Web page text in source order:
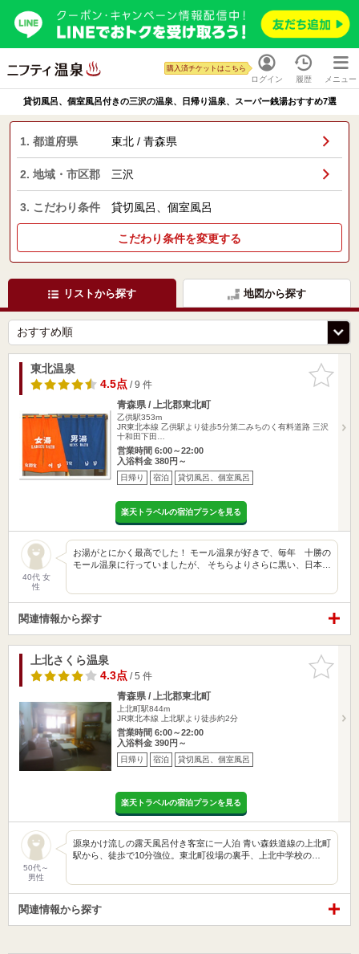
ログイン
購入済チケットはこちら
履歴 メニュー
貸切風呂、個室風呂付きの三沢の温泉、日帰り温泉、スーパー銭湯おすすめ7選
1. 都道府県 東北 / 青森県
2. 地域・市区郡 三沢
3. こだわり条件 貸切風呂、個室風呂
こだわり条件を変更する
リストから探す 地図から探す
お気に入
りに追加
東北温泉
4.5点/ 9 件
青森県 / 上北郡東北町
乙供駅353m
JR東北本線 乙供駅より徒歩5分第二みちのく有料道路 三沢
十和田下田…
営業時間 6:00～22:00
入浴料金 380円～
日帰り 宿泊 貸切風呂、個室風呂
楽天トラベルの宿泊プランを見る
40代 女
性
お湯がとにかく最高でした！ モール温泉が好きで、毎年 十勝の
モール温泉に行っていましたが、 そちらよりさらに黒い、日本…
関連情報から探す
お気に入
りに追加
上北さくら温泉
4.3点/ 5 件
青森県 / 上北郡東北町
上北町駅844m
JR東北本線 上北駅より徒歩約2分
営業時間 6:00～22:00
入浴料金 390円～
日帰り 宿泊 貸切風呂、個室風呂
楽天トラベルの宿泊プランを見る
50代～
男性
源泉かけ流しの露天風呂付き客室に一人泊 青い森鉄道線の上北町
駅から、徒歩で10分強位。東北町役場の裏手、上北中学校の…
関連情報から探す